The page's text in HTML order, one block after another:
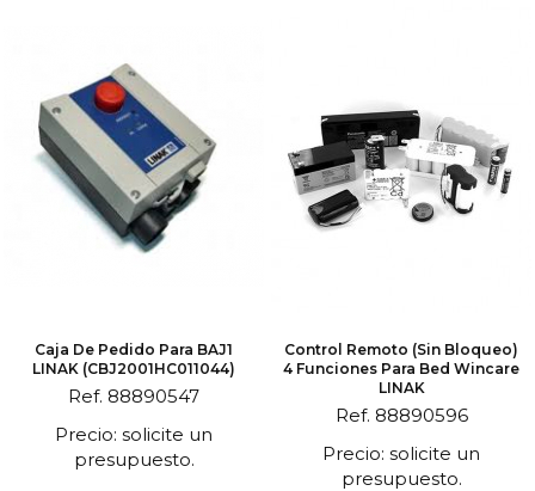
Caja De Pedido Para BAJ1
LINAK (CBJ2001HC011044)
Ref. 88890547
Precio: solicite un
presupuesto.
Control Remoto (sin Bloqueo)
4 Funciones Para Bed Wincare
LINAK
Ref. 88890596
Precio: solicite un
presupuesto.